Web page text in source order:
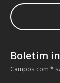
Boletim
Campos com *